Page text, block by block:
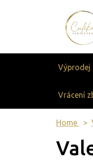
Výprodej
Vrácení
Home